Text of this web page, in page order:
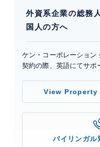
外資系企業の総務
国人の方へ
ケン・コーポレーション
契約の際、英語にてサポ
View
バイリンガル